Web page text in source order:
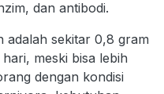
dan antibodi.
sekitar 0,8 gram
meski bisa lebih
dengan kondisi